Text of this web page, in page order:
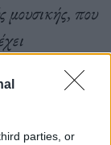
parties, or
μουσικής, που
O’ Regan.